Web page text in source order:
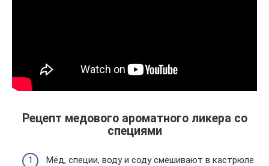
Рецепт медового ароматного ликера со
специями
Мёд, специи, воду и соду смешивают в кастрюле.